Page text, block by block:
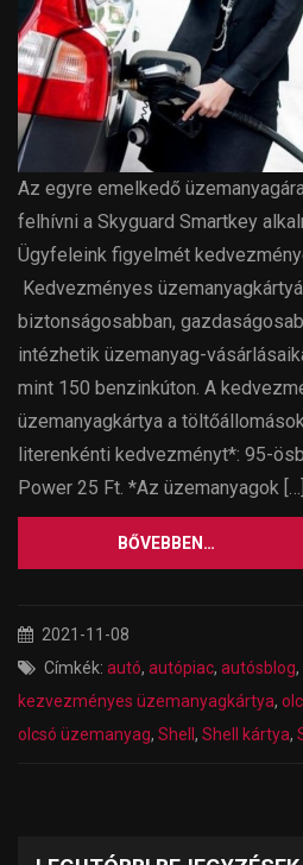
Az egyre emelkedő
felhívni a Skyguard Smartkey
Ügyfeleink figyelmét
Kedvezményes
biztonságosabban,
intézhetik üzemanyag-
mint 150 benzinkúton. A
üzemanyagkártya a
literenkénti kedvezményt*: 95-
Power 25 Ft. *Az üzemanyagok […]
BŐVEBBEN…
2021-11-08
Címkék: autó, autópiac, autósblog,
kezvezményes üzemanyagkártya,
olcsó üzemanyag, Shell, Shell kártya,